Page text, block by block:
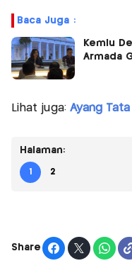
Baca Juga :
Kemlu
Armada
Lihat juga: Ayang
Halaman:
1 2
Share